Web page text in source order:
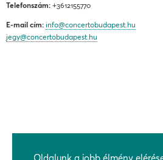
Telefonszám: +3612155770
E-mail cím: info@concertobudapest.hu
jegy@concertobudapest.hu
ADATKEZELÉSI ÉS ADATVÉDELMI
Oldalunk a jobb élmény